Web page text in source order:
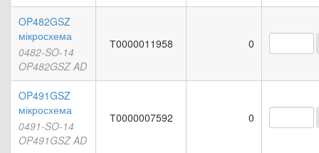
OP482GSZ
мікросхема
0482-SO-14
OP482GSZ AD
Т0000011958 0
OP491GSZ
мікросхема
0491-SO-14
OP491GSZ AD
Т0000007592 0